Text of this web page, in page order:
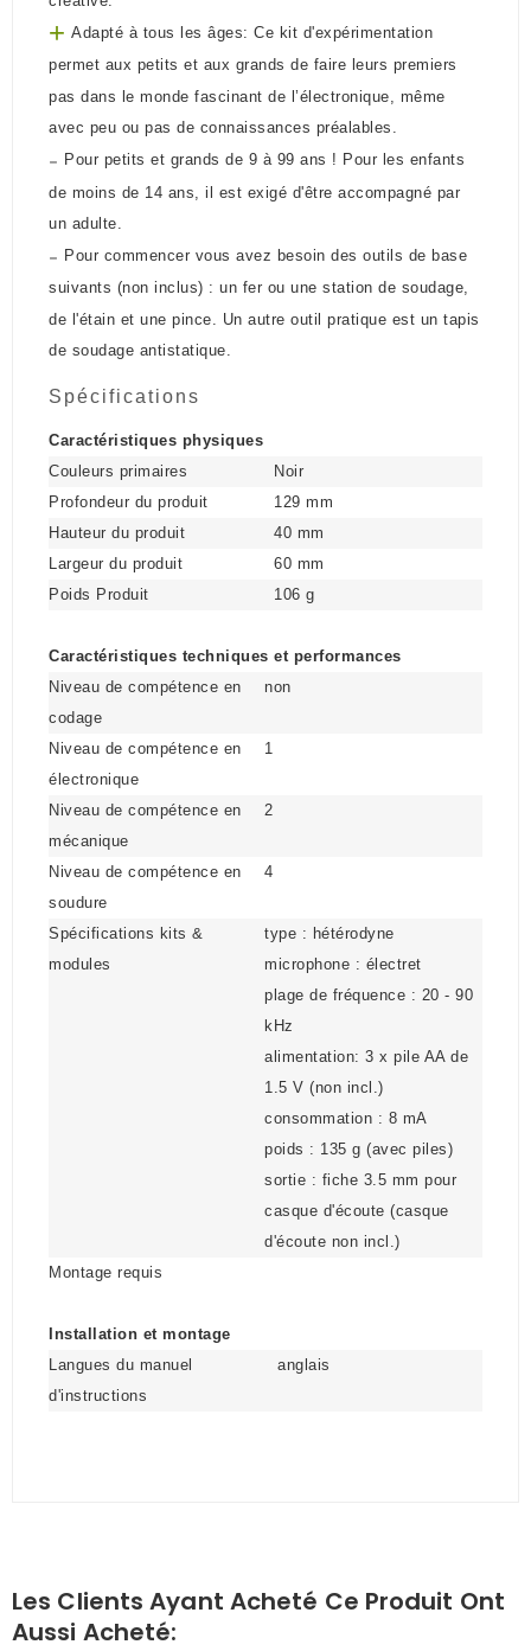
+ Adapté à tous les âges: Ce kit d'expérimentation
permet aux petits et aux grands de faire leurs premiers
pas dans le monde fascinant de l’électronique, même
avec peu ou pas de connaissances préalables.
- Pour petits et grands de 9 à 99 ans ! Pour les enfants
de moins de 14 ans, il est exigé d'être accompagné par
un adulte.
- Pour commencer vous avez besoin des outils de base
suivants (non inclus) : un fer ou une station de soudage,
de l'étain et une pince. Un autre outil pratique est un tapis
de soudage antistatique.
Spécifications
Caractéristiques physiques
Couleurs primaires
Noir
Profondeur du produit
129 mm
Hauteur du produit
40 mm
Largeur du produit
60 mm
Poids Produit
106 g
Caractéristiques techniques et performances
Niveau de compétence en
codage
non
Niveau de compétence en
électronique
1
Niveau de compétence en
mécanique
2
Niveau de compétence en
soudure
4
Spécifications kits &
modules
type : hétérodyne
microphone : électret
plage de fréquence : 20 - 90
kHz
alimentation: 3 x pile AA de
1.5 V (non incl.)
consommation : 8 mA
poids : 135 g (avec piles)
sortie : fiche 3.5 mm pour
casque d'écoute (casque
d'écoute non incl.)
Montage requis
Installation et montage
Langues du manuel
d'instructions
anglais
Les Clients Ayant Acheté Ce Produit Ont
Aussi Acheté: